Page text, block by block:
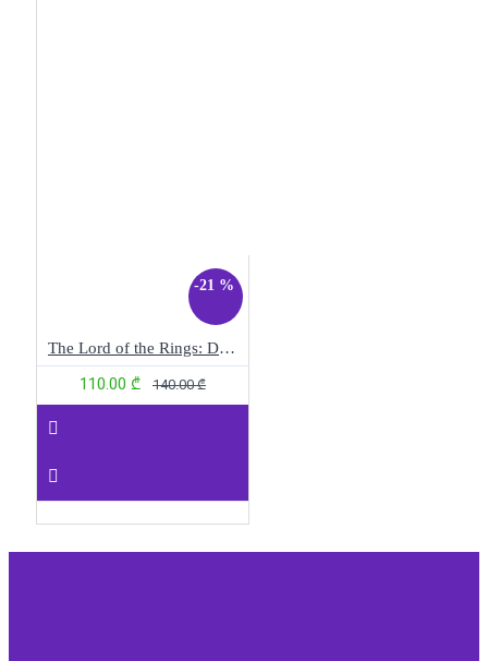
-21 %
The Lord of the Rings: Duel in Middle-Earth
110.00 ₾ 140.00 ₾